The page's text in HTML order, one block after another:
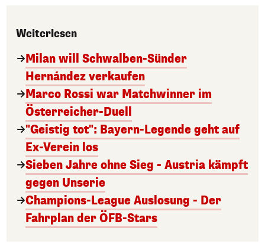
Weiterlesen
Milan will Schwalben-Sünder
Hernández verkaufen
Marco Rossi war Matchwinner im
Österreicher-Duell
"Geistig tot": Bayern-Legende geht auf
Ex-Verein los
Sieben Jahre ohne Sieg - Austria kämpft
gegen Unserie
Champions-League Auslosung - Der
Fahrplan der ÖFB-Stars